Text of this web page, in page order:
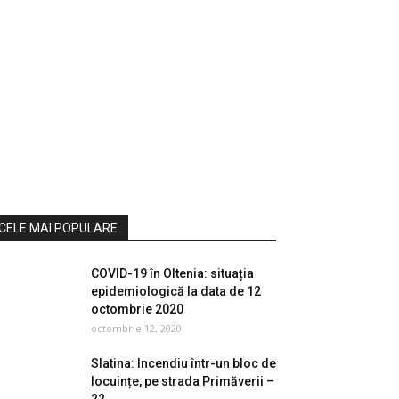
MAI POPULARE
COVID-19 în Oltenia: situația
epidemiologică la data de 12
octombrie 2020
octombrie 12, 2020
Slatina: Incendiu într-un bloc de
locuințe, pe strada Primăverii –